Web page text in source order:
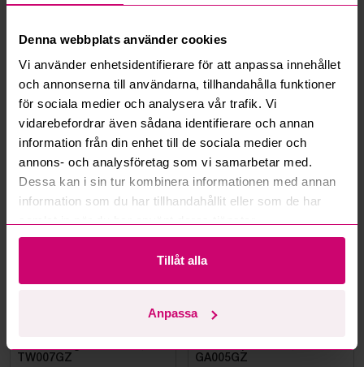
Denna webbplats använder cookies
Vi använder enhetsidentifierare för att anpassa innehållet
och annonserna till användarna, tillhandahålla funktioner
för sociala medier och analysera vår trafik. Vi
vidarebefordrar även sådana identifierare och annan
information från din enhet till de sociala medier och
annons- och analysföretag som vi samarbetar med.
Dessa kan i sin tur kombinera informationen med annan
information som du har tillhandahållit eller som de har
Tillåt alla
Anpassa
Mutterdragare Makita,
TW007GZ
1 150 kr bud
Oanvänd
Suzuki DL650A -2009 ABS
Låg
26 000 kr
Suzuki
3d 15h
TW007GZ
Bromma
GA005GZ